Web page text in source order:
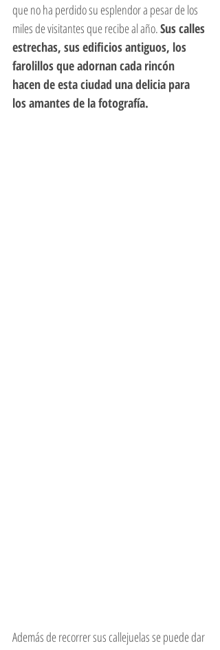
que no ha perdido su esplendor a pesar de los
miles de visitantes que recibe al año. Sus calles
estrechas, sus edificios antiguos, los
farolillos que adornan cada rincón
hacen de esta ciudad una delicia para
los amantes de la fotografía.
Además de recorrer sus callejuelas se puede dar